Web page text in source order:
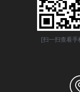
[扫一扫查看手